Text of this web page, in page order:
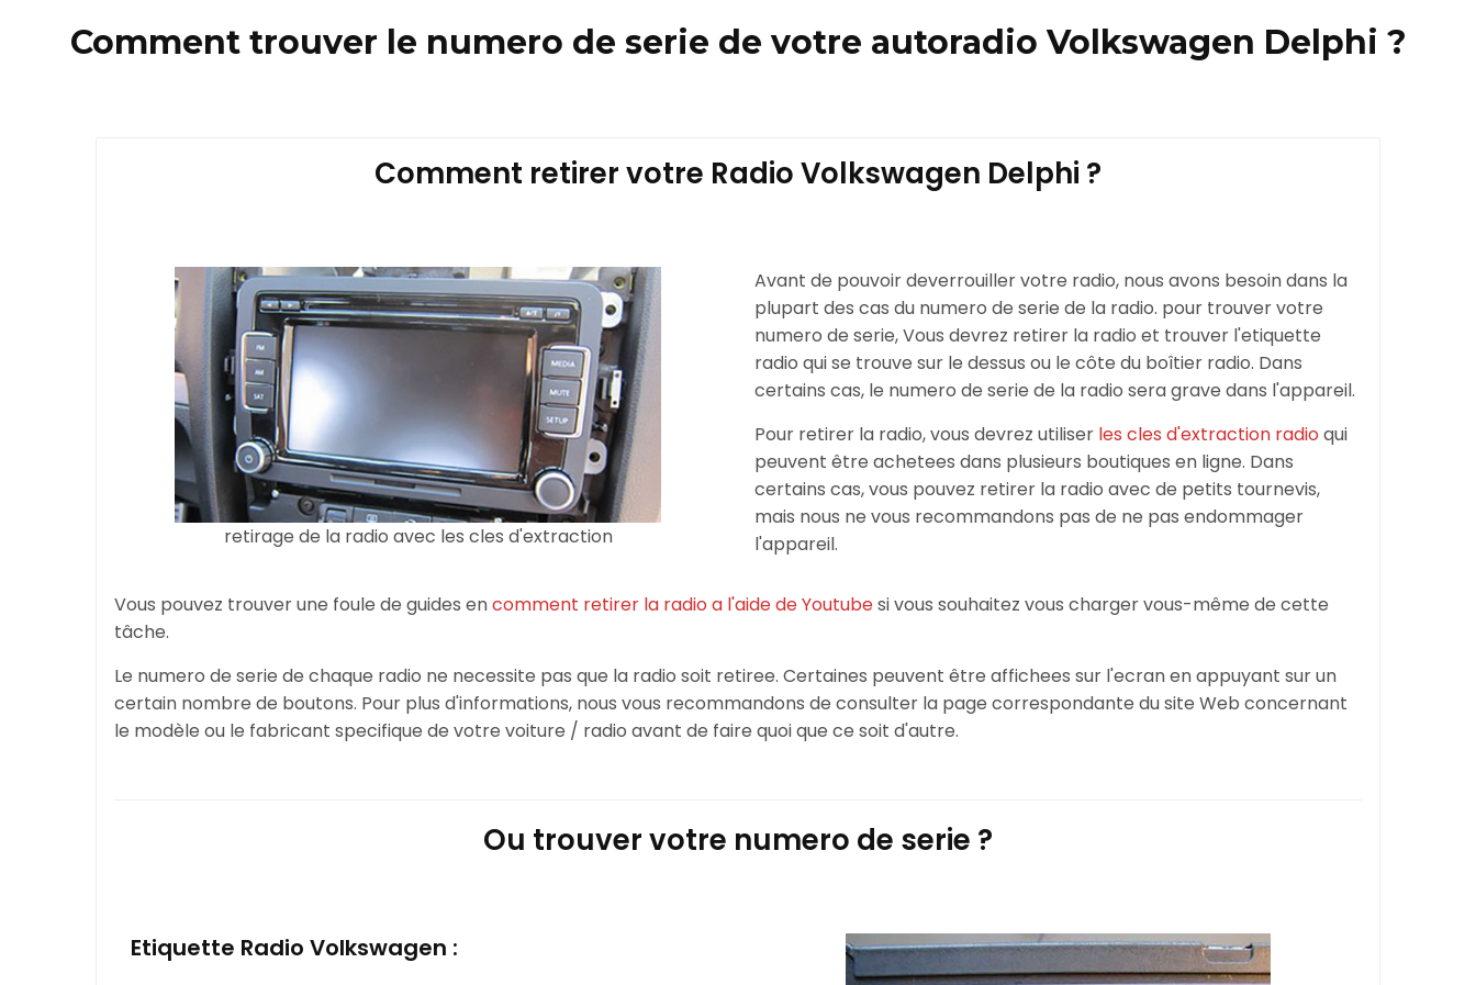
Comment trouver le numero de serie de votre autoradio Volkswagen Delphi ?
Comment retirer votre Radio Volkswagen Delphi ?
retirage de la radio avec les cles d'extraction
Avant de pouvoir deverrouiller votre radio, nous avons besoin dans la
plupart des cas du numero de serie de la radio. pour trouver votre
numero de serie, Vous devrez retirer la radio et trouver l'etiquette
radio qui se trouve sur le dessus ou le côte du boîtier radio. Dans
certains cas, le numero de serie de la radio sera grave dans l'appareil.
Pour retirer la radio, vous devrez utiliser les cles d'extraction radio qui
peuvent être achetees dans plusieurs boutiques en ligne. Dans
certains cas, vous pouvez retirer la radio avec de petits tournevis,
mais nous ne vous recommandons pas de ne pas endommager
l'appareil.
Vous pouvez trouver une foule de guides encomment retirer la radio a l'aide de Youtubesi vous souhaitez vous charger vous-même de cette
tâche.
Le numero de serie de chaque radio ne necessite pas que la radio soit retiree. Certaines peuvent être affichees sur l'ecran en appuyant sur un
certain nombre de boutons. Pour plus d'informations, nous vous recommandons de consulter la page correspondante du site Web concernant
le modèle ou le fabricant specifique de votre voiture / radio avant de faire quoi que ce soit d'autre.
Ou trouver votre numero de serie ?
Etiquette Radio Volkswagen :